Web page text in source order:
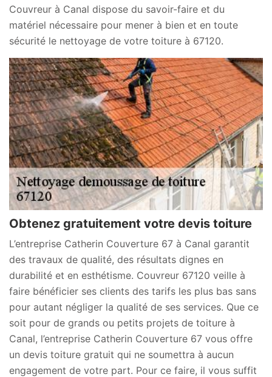
Couvreur à Canal dispose du savoir-faire et du
matériel nécessaire pour mener à bien et en toute
sécurité le nettoyage de votre toiture à 67120.
Obtenez gratuitement votre devis toiture
L’entreprise Catherin Couverture 67 à Canal garantit
des travaux de qualité, des résultats dignes en
durabilité et en esthétisme. Couvreur 67120 veille à
faire bénéficier ses clients des tarifs les plus bas sans
pour autant négliger la qualité de ses services. Que ce
soit pour de grands ou petits projets de toiture à
Canal, l’entreprise Catherin Couverture 67 vous offre
un devis toiture gratuit qui ne soumettra à aucun
engagement de votre part. Pour ce faire, il vous suffit